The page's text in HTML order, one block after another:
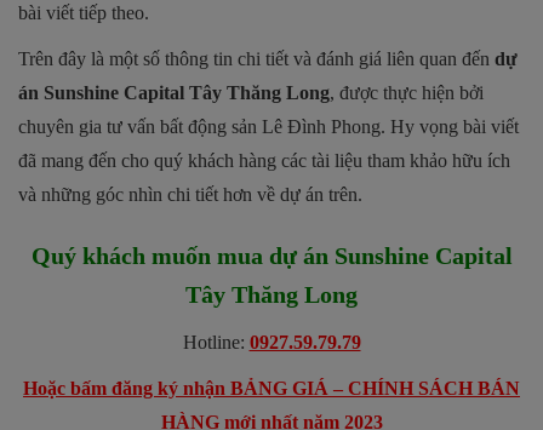
bài viết tiếp theo.
Trên đây là một số thông tin chi tiết và đánh giá liên quan đến dự
án Sunshine Capital Tây Thăng Long, được thực hiện bởi
chuyên gia tư vấn bất động sản Lê Đình Phong. Hy vọng bài viết
đã mang đến cho quý khách hàng các tài liệu tham khảo hữu ích
và những góc nhìn chi tiết hơn về dự án trên.
Quý khách muốn mua dự án Sunshine Capital
Tây Thăng Long
Hotline: 0927.59.79.79
Hoặc bấm đăng ký nhận BẢNG GIÁ – CHÍNH SÁCH BÁN
HÀNG mới nhất năm 2023